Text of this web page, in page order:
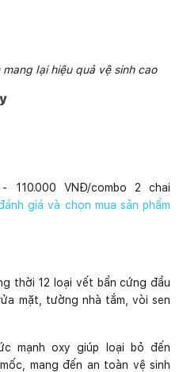
lại hiệu quả vệ sinh cao
- 110.000 VNĐ/combo 2 chai
giá và chọn mua sản phẩm
thời 12 loại vết bẩn cứng đầu
mặt, tường nhà tắm, vòi sen
mạnh oxy giúp loại bỏ đến
mang đến an toàn vệ sinh